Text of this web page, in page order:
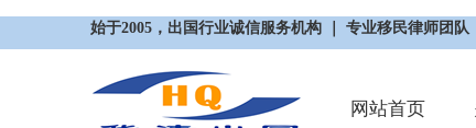
始于2005，出国行业诚信服务机构 ｜ 专业移民律师团队
网站首页